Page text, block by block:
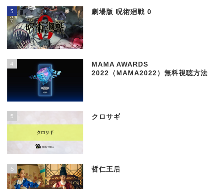
3 劇場版 呪術廻戦 0
4
MAMA AWARDS
2022（MAMA2022）無料視聴方法
5 クロサギ
6 哲仁王后